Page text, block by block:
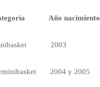
Año nacimiento
2003
2004 y 2005